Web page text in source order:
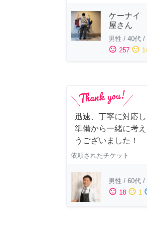
ケーナイ
屋さん
男性 / 40代 /
sentiment_satisfied 257 sentiment_neutral
迅速、丁寧に対応
準備から一緒に考
うございました！
依頼されたチケット
男性 / 60代 /
sentiment_satisfied 18 sentiment_neutral 1